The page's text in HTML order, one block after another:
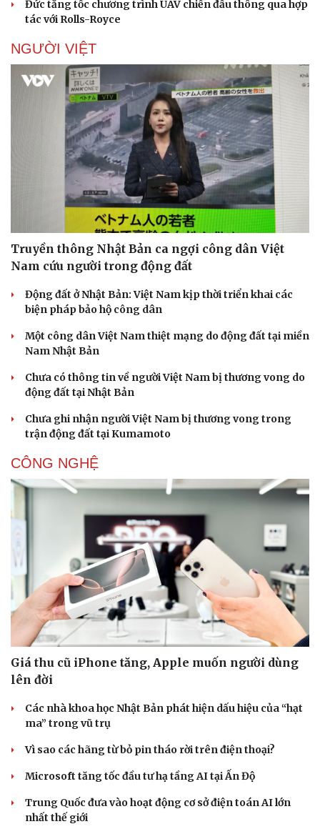
Sức khỏe
Dinh dưỡng - món ngon
Cây thuốc
Sản phụ khoa
Nhi khoa
Nam khoa
Phòng mạch online
Ăn sạch sống khỏe
Đời sống
Nhà đẹp
Blog
Tình yêu - Gia đình
Đức tăng tốc chương trình UAV chiến đấu thông qua hợp
tác với Rolls-Royce
NGƯỜI VIỆT
Truyền thông Nhật Bản ca ngợi công dân Việt
Nam cứu người trong động đất
Động đất ở Nhật Bản: Việt Nam kịp thời triển khai các
biện pháp bảo hộ công dân
Một công dân Việt Nam thiệt mạng do động đất tại miền
Nam Nhật Bản
Chưa có thông tin về người Việt Nam bị thương vong do
động đất tại Nhật Bản
Chưa ghi nhận người Việt Nam bị thương vong trong
trận động đất tại Kumamoto
CÔNG NGHỆ
Giá thu cũ iPhone tăng, Apple muốn người dùng
lên đời
Các nhà khoa học Nhật Bản phát hiện dấu hiệu của “hạt
ma” trong vũ trụ
Vì sao các hãng từ bỏ pin tháo rời trên điện thoại?
Microsoft tăng tốc đầu tư hạ tầng AI tại Ấn Độ
Trung Quốc đưa vào hoạt động cơ sở điện toán AI lớn
nhất thế giới